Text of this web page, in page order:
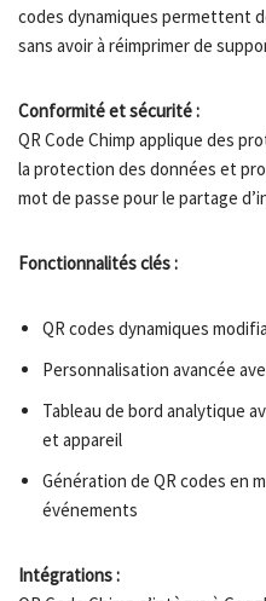
codes dynamiques permettent
sans avoir à réimprimer de
Conformité et sécurité :
QR Code Chimp applique des
la protection des données et
mot de passe pour le partage
Fonctionnalités clés :
QR codes dynamiques
Personnalisation avancée
Tableau de bord analytique
et appareil
Génération de QR codes en
événements
Intégrations :